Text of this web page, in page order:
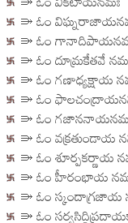
⭄ ఓం
⭄ ఓం
⭄ ఓం దూమ్రకేతవే
⭄ ఓం గణాధ్యక్షాయ
⭄ ఓం
⭄ ఓం
⭄ ఓం వక్రతుండాయ
⭄ ఓం శూర్పకర్ణాయ
⭄ ఓం హీరంభాయ
⭄ ఓం స్కందాగ్రజాయ
⭄ ఓం